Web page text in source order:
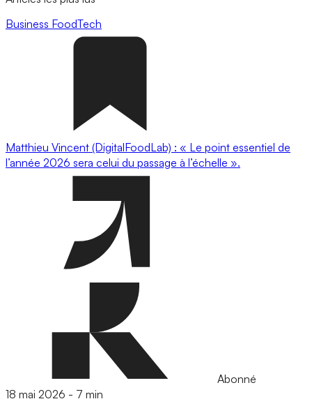
Business FoodTech
Matthieu Vincent (DigitalFoodLab) : « Le point essentiel de
l’année 2026 sera celui du passage à l’échelle ».
Abonné
18 mai 2026 - 7 min